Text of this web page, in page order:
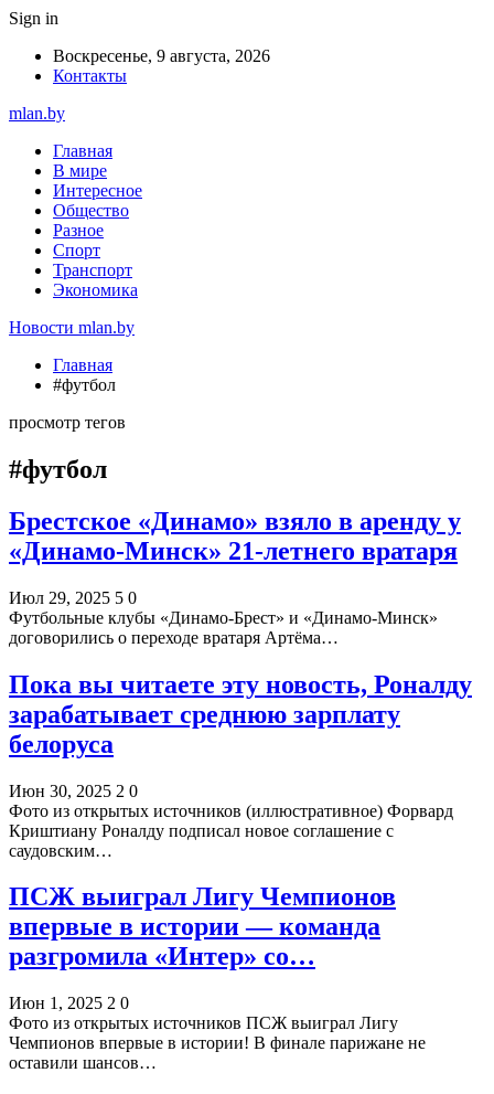
Sign in
Воскресенье, 9 августа, 2026
Контакты
mlan.by
Главная
В мире
Интересное
Общество
Разное
Спорт
Транспорт
Экономика
Новости mlan.by
Главная
#футбол
просмотр тегов
#футбол
Брестское «Динамо» взяло в аренду у
«Динамо-Минск» 21-летнего вратаря
Июл 29, 2025 5 0
Футбольные клубы «Динамо-Брест» и «Динамо-Минск»
договорились о переходе вратаря Артёма…
Пока вы читаете эту новость, Роналду
зарабатывает среднюю зарплату
белоруса
Июн 30, 2025 2 0
Фото из открытых источников (иллюстративное) Форвард
Криштиану Роналду подписал новое соглашение с
саудовским…
ПСЖ выиграл Лигу Чемпионов
впервые в истории — команда
разгромила «Интер» со…
Июн 1, 2025 2 0
Фото из открытых источников ПСЖ выиграл Лигу
Чемпионов впервые в истории! В финале парижане не
оставили шансов…